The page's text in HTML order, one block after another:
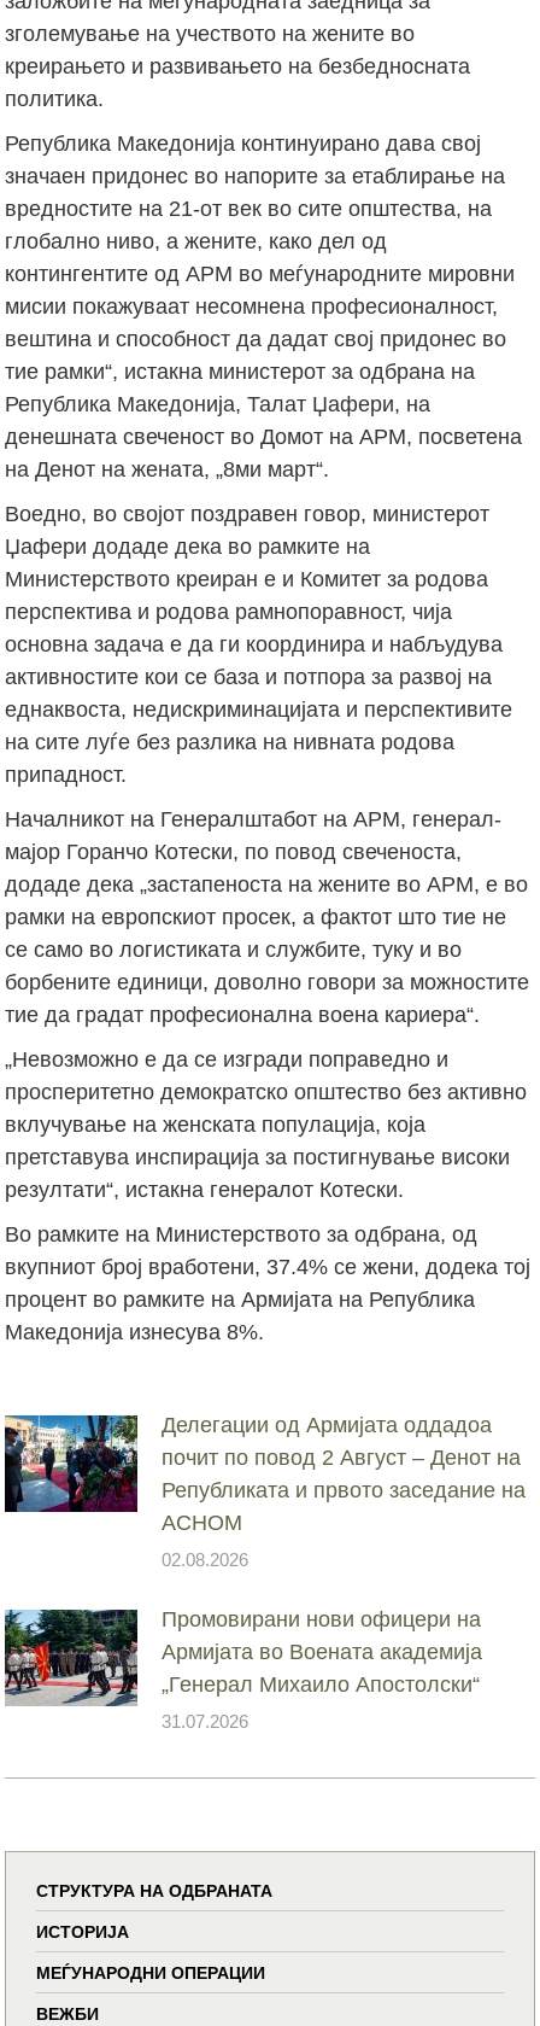
зголемување на учеството на жените во
креирањето и развивањето на безбедносната
политика.
Република Македонија континуирано дава свој
значаен придонес во напорите за етаблирање на
вредностите на 21-от век во сите општества, на
глобално ниво, а жените, како дел од
контингентите од АРМ во меѓународните мировни
мисии покажуваат несомнена професионалност,
вештина и способност да дадат свој придонес во
тие рамки“, истакна министерот за одбрана на
Република Македонија, Талат Џафери, на
денешната свеченост во Домот на АРМ, посветена
на Денот на жената, „8ми март“.
Воедно, во својот поздравен говор, министерот
Џафери додаде дека во рамките на
Министерството креиран е и Комитет за родова
перспектива и родова рамнопоравност, чија
основна задача е да ги координира и набљудува
активностите кои се база и потпора за развој на
еднаквоста, недискриминацијата и перспективите
на сите луѓе без разлика на нивната родова
припадност.
Началникот на Генералштабот на АРМ, генерал-
мајор Горанчо Котески, по повод свеченоста,
додаде дека „застапеноста на жените во АРМ, е во
рамки на европскиот просек, а фактот што тие не
се само во логистиката и службите, туку и во
борбените единици, доволно говори за можностите
тие да градат професионална воена кариера“.
„Невозможно е да се изгради поправедно и
просперитетно демократско општество без активно
вклучување на женската популација, која
претставува инспирација за постигнување високи
резултати“, истакна генералот Котески.
Во рамките на Министерството за одбрана, од
вкупниот број вработени, 37.4% се жени, додека тој
процент во рамките на Армијата на Република
Македонија изнесува 8%.
Делегации од Армијата оддадоа
почит по повод 2 Август – Денот на
Републиката и првото заседание на
АСНОМ
02.08.2026
Промовирани нови офицери на
Армијата во Воената академија
„Генерал Михаило Апостолски“
31.07.2026
СТРУКТУРА НА ОДБРАНАТА
ИСТОРИЈА
МЕЃУНАРОДНИ ОПЕРАЦИИ
ВЕЖБИ